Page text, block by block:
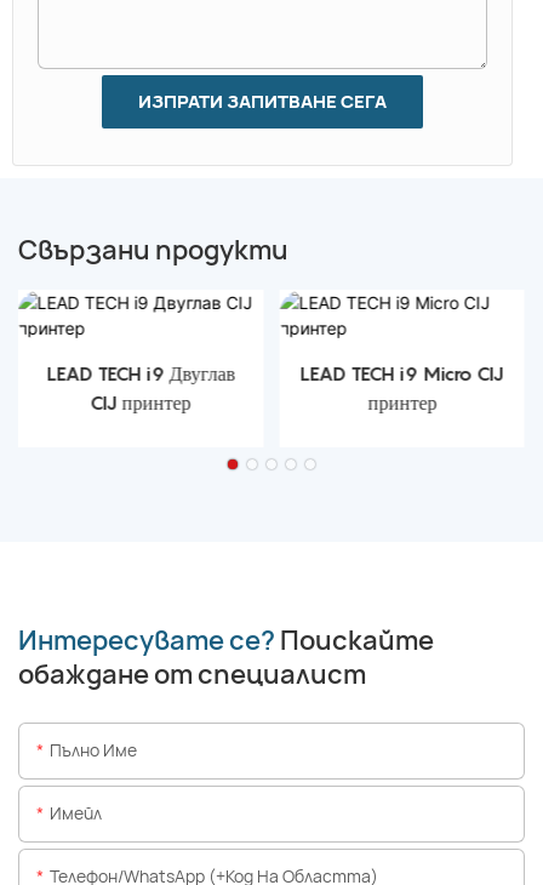
ИЗПРАТИ ЗАПИТВАНЕ СЕГА
Свързани продукти
LEAD TECH i9 Двуглав
CIJ принтер
LEAD TECH i9 Micro CIJ
принтер
Интересувате се? Поискайте
обаждане от специалист
Пълно Име
Имейл
Телефон/WhatsApp (+Код На Областта)